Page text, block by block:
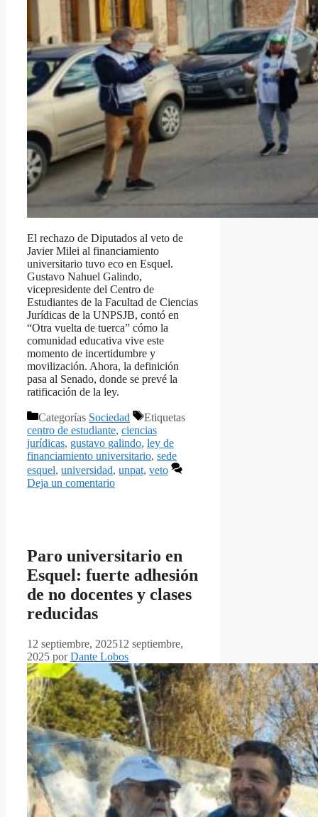
El rechazo de Diputados al veto de
Javier Milei al financiamiento
universitario tuvo eco en Esquel.
Gustavo Nahuel Galindo,
vicepresidente del Centro de
Estudiantes de la Facultad de Ciencias
Jurídicas de la UNPSJB, contó en
“Otra vuelta de tuerca” cómo la
comunidad educativa vive este
momento de incertidumbre y
movilización. Ahora, la definición
pasa al Senado, donde se prevé la
ratificación de la ley.
Categorías Sociedad
Etiquetas
centro de estudiante, ciencias
jurídicas, gustavo galindo, ley de
financiamiento universitario, sede
esquel, universidad, unpat, veto
Deja un comentario
Paro universitario en
Esquel: fuerte adhesión
de no docentes y clases
reducidas
12 septiembre, 202512 septiembre,
2025 porDante Lobos